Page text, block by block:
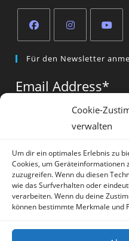
Cookie-
verwalten
Um dir ein optimales Erlebnis zu
Cookies, um Geräteinformationen
zuzugreifen. Wenn du diesen
wie das Surfverhalten oder
verarbeiten. Wenn du deine
können bestimmte Merkmale und
in
new
in
new
in
new
tab
Für den Newsletter
Email Address*
Vorname*